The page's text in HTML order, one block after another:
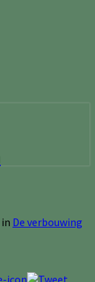
in De verbouwing